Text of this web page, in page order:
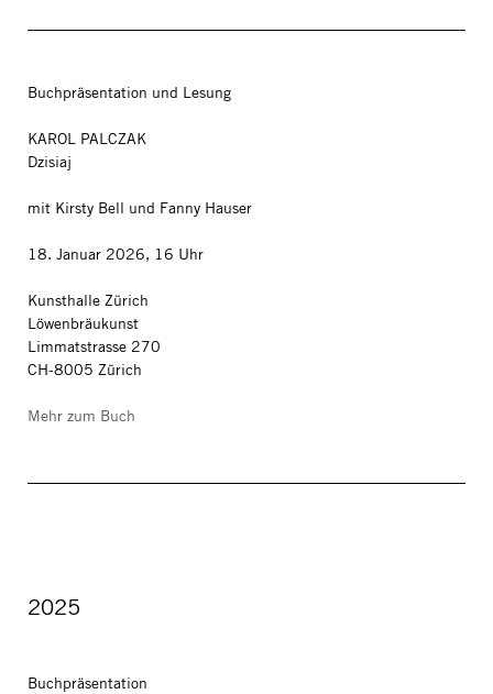
Buchpräsentation und Lesung
KAROL PALCZAK
Dzisiaj
mit Kirsty Bell und Fanny Hauser
18. Januar 2026, 16 Uhr
Kunsthalle Zürich
Löwenbräukunst
Limmatstrasse 270
CH-8005 Zürich
Mehr zum Buch
2025
Buchpräsentation